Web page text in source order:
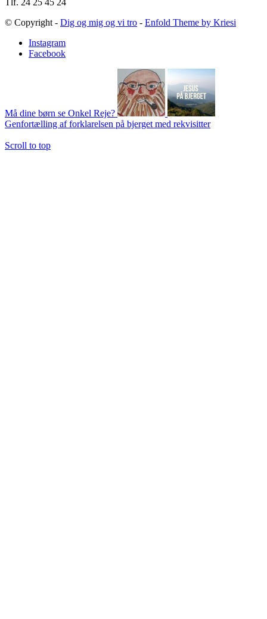
Tlf. 24 25 45 24
© Copyright - Dig og mig og vi tro - Enfold Theme by Kriesi
Instagram
Facebook
Må dine børn se Onkel Reje?
Genfortælling af forklarelsen på bjerget med rekvisitter
Scroll to top